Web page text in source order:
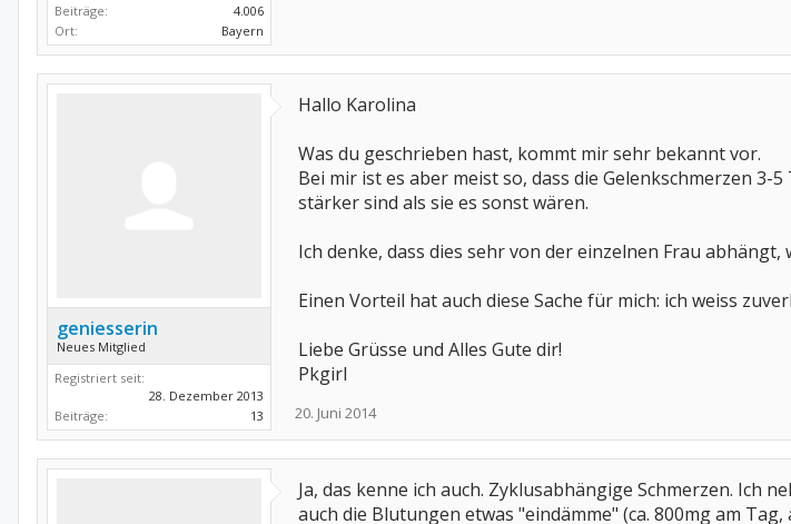
Beiträge:
4.006
Ort:
Bayern
geniesserin
Neues Mitglied
Registriert seit:
28. Dezember 2013
Beiträge:
13
Hallo Karolina
Was du geschrieben hast, kommt mir sehr bekannt vor.
Bei mir ist es aber meist so, dass die Gelenkschmerzen
stärker sind als sie es sonst wären.
Ich denke, dass dies sehr von der einzelnen Frau
Einen Vorteil hat auch diese Sache für mich: ich weiss
Liebe Grüsse und Alles Gute dir!
Pkgirl
20. Juni 2014
Ja, das kenne ich auch. Zyklusabhängige Schmerzen. Ich
auch die Blutungen etwas "eindämme" (ca. 800mg am